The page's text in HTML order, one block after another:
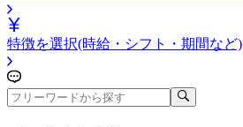
特徴を選択(時給・シフト・期間など)